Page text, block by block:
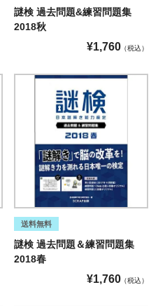
謎検 過去問題&練習問題集
2018秋
¥1,760 税込
送料無料
謎検 過去問題＆練習問題集
2018春
¥1,760 税込